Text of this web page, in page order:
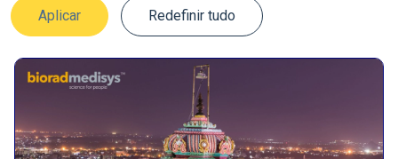
Aplicar Redefinir tudo